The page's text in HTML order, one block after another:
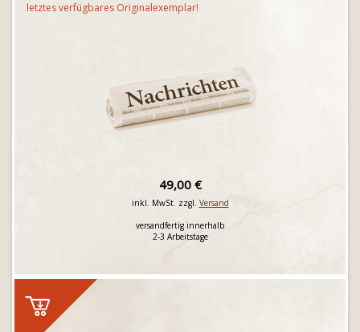
letztes verfügbares Originalexemplar!
49,00 €
inkl. MwSt. zzgl. Versand
versandfertig innerhalb
2-3 Arbeitstage